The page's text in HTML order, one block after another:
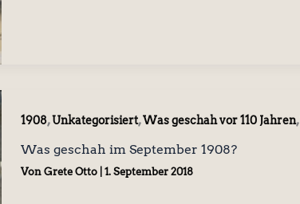
1908,Unkategorisiert,Was geschah vor 110 Jahren,
Was geschah im September 1908?
Von Grete Otto 1. September 2018